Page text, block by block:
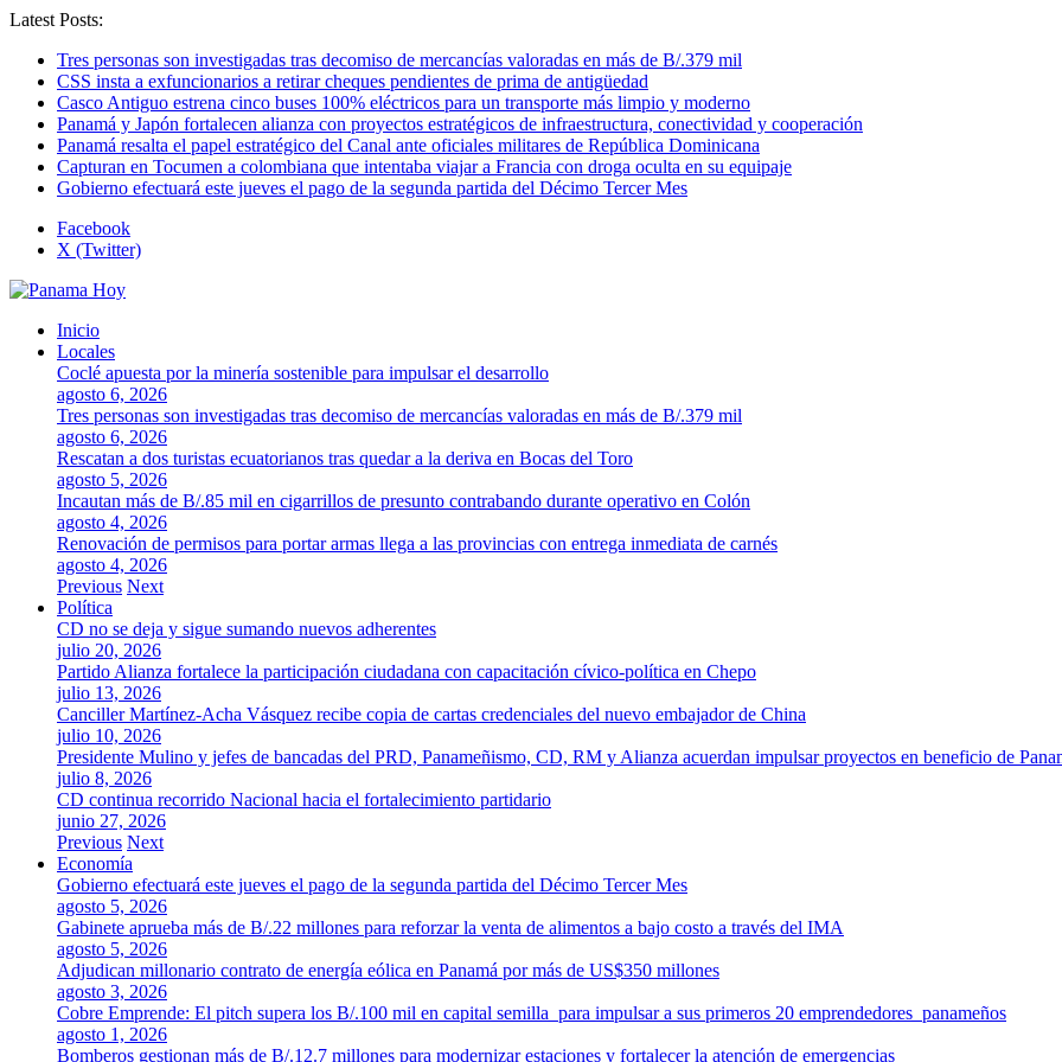
Latest Posts:
Tres personas son investigadas tras decomiso de mercancías valoradas en más de B/.379 mil
CSS insta a exfuncionarios a retirar cheques pendientes de prima de antigüedad
Casco Antiguo estrena cinco buses 100% eléctricos para un transporte más limpio y moderno
Panamá y Japón fortalecen alianza con proyectos estratégicos de infraestructura, conectividad y cooperación
Panamá resalta el papel estratégico del Canal ante oficiales militares de República Dominicana
Capturan en Tocumen a colombiana que intentaba viajar a Francia con droga oculta en su equipaje
Gobierno efectuará este jueves el pago de la segunda partida del Décimo Tercer Mes
Facebook
X (Twitter)
Inicio
Locales
Coclé apuesta por la minería sostenible para impulsar el desarrollo
agosto 6, 2026
Tres personas son investigadas tras decomiso de mercancías valoradas en más de B/.379 mil
agosto 6, 2026
Rescatan a dos turistas ecuatorianos tras quedar a la deriva en Bocas del Toro
agosto 5, 2026
Incautan más de B/.85 mil en cigarrillos de presunto contrabando durante operativo en Colón
agosto 4, 2026
Renovación de permisos para portar armas llega a las provincias con entrega inmediata de carnés
agosto 4, 2026
Previous Next
Política
CD no se deja y sigue sumando nuevos adherentes
julio 20, 2026
Partido Alianza fortalece la participación ciudadana con capacitación cívico-política en Chepo
julio 13, 2026
Canciller Martínez-Acha Vásquez recibe copia de cartas credenciales del nuevo embajador de China
julio 10, 2026
Presidente Mulino y jefes de bancadas del PRD, Panameñismo, CD, RM y Alianza acuerdan impulsar proyectos en beneficio de
julio 8, 2026
CD continua recorrido Nacional hacia el fortalecimiento partidario
junio 27, 2026
Previous Next
Economía
Gobierno efectuará este jueves el pago de la segunda partida del Décimo Tercer Mes
agosto 5, 2026
Gabinete aprueba más de B/.22 millones para reforzar la venta de alimentos a bajo costo a través del IMA
agosto 5, 2026
Adjudican millonario contrato de energía eólica en Panamá por más de US$350 millones
agosto 3, 2026
Cobre Emprende: El pitch supera los B/.100 mil en capital semilla para impulsar a sus primeros 20 emprendedores panameños
agosto 1, 2026
Bomberos gestionan más de B/.12.7 millones para modernizar estaciones y fortalecer la atención de emergencias